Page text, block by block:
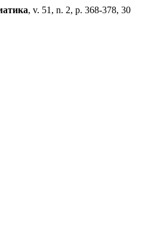
, v. 51, n. 2, p. 368-378, 30